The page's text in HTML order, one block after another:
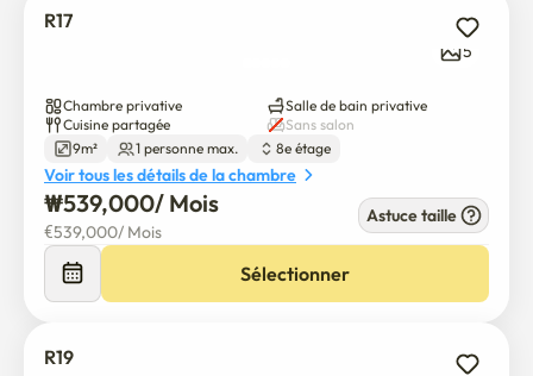
Il va jusqu'au huitième étage de l'ascenseur.
C'est à 5 minutes de la gare de Sinongong.
R17
5
Chambre privative
Salle de bain privative
Cuisine partagée
Sans salon
9m²
1 personne max. 8e étage
Voir tous les détails de la chambre
₩539,000/ Mois
€539,000/ Mois
Astuce taille
Sélectionner
R19